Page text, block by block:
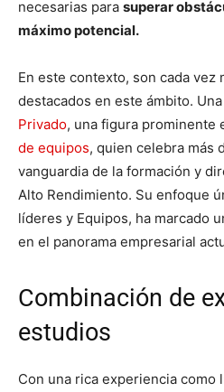
necesarias para superar
máximo potencial.
En este contexto, son cada vez
destacados en este ámbito.
Privado, una figura prominente
de equipos, quien celebra más
vanguardia de la formación y
Alto Rendimiento. Su enfoque
líderes y Equipos, ha marcado
en el panorama empresarial
Combinación de
estudios
Con una rica experiencia como